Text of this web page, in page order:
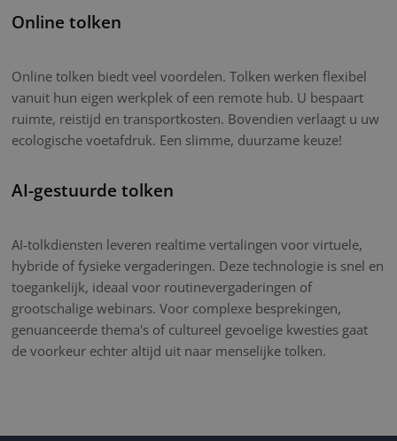
Online tolken
Online tolken biedt veel voordelen. Tolken werken flexibel
vanuit hun eigen werkplek of een remote hub. U bespaart
ruimte, reistijd en transportkosten. Bovendien verlaagt u uw
ecologische voetafdruk. Een slimme, duurzame keuze!
AI-gestuurde tolken
AI-tolkdiensten leveren realtime vertalingen voor virtuele,
hybride of fysieke vergaderingen. Deze technologie is snel en
toegankelijk, ideaal voor routinevergaderingen of
grootschalige webinars. Voor complexe besprekingen,
genuanceerde thema's of cultureel gevoelige kwesties gaat
de voorkeur echter altijd uit naar menselijke tolken.